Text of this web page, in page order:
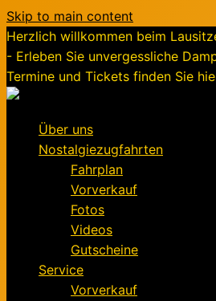
Skip to main content
Herzlich willkommen beim
- Erleben Sie unvergessliche
Termine und Tickets finden Sie
Über uns
Nostalgiezugfahrten
Fahrplan
Vorverkauf
Fotos
Videos
Gutscheine
Service
Vorverkauf